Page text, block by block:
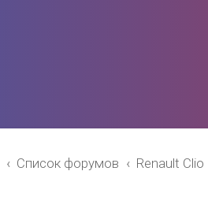
Список форумов Renault Clio